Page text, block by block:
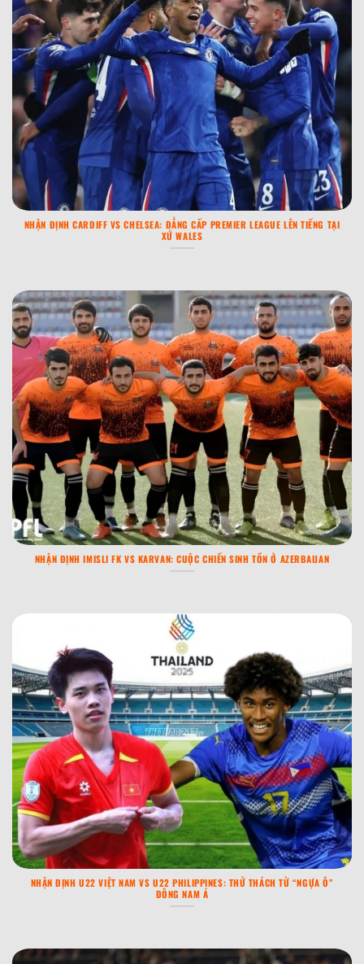
NHẬN ĐỊNH CARDIFF VS CHELSEA: ĐẲNG CẤP PREMIER LEAGUE LÊN TIẾNG TẠI
XỨ WALES
NHẬN ĐỊNH IMISLI FK VS KARVAN: CUỘC CHIẾN SINH TỒN Ở AZERBAIJAN
NHẬN ĐỊNH U22 VIỆT NAM VS U22 PHILIPPINES: THỬ THÁCH TỪ “NGỰA Ô”
ĐÔNG NAM Á